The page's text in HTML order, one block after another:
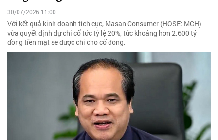
30/07/2026 11:00
Với kết quả kinh doanh tích cực, Masan Consumer (HOSE: MCH)
vừa quyết định dự chi cổ tức tỷ lệ 20%, tức khoảng hơn 2.600 tỷ
đồng tiền mặt sẽ được chi cho cổ đông.